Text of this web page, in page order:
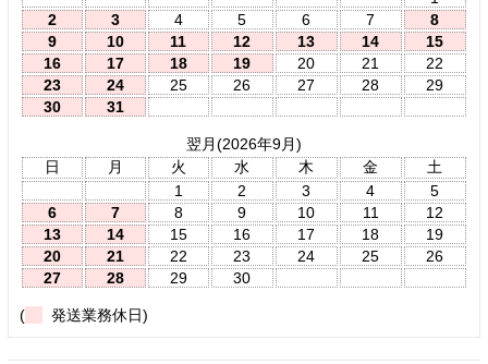
2
3 4 5 6 7
8
9
10 11 12 13 14
15
16
17 18 19 20 21
22
23
24 25 26 27 28
29
30
31
翌月(2026年9月)
日
月 火 水 木 金
土
1
2 3 4
5
6
7 8 9 10 11
12
13
14 15 16 17 18
19
20
21 22 23 24 25
26
27
28 29 30
( 発送業務休日)